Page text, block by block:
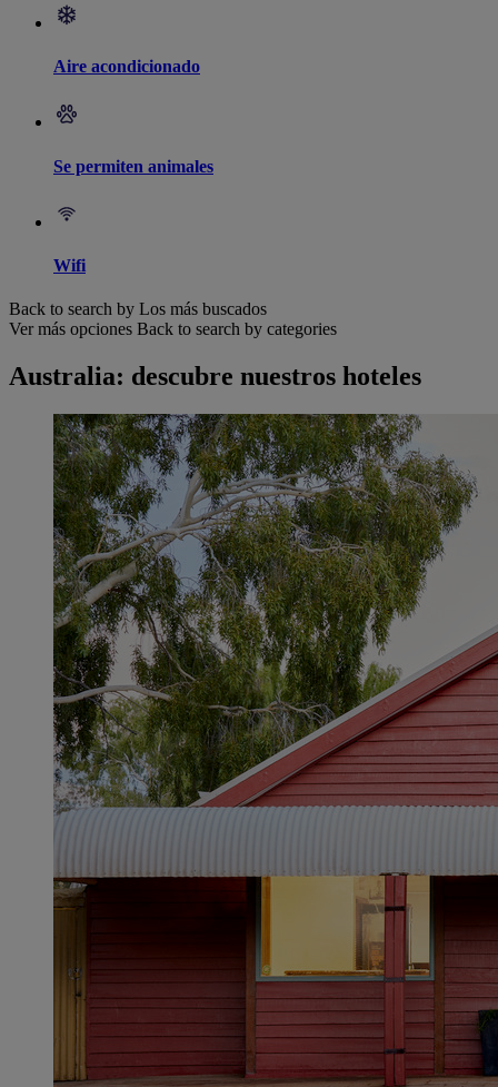
Aire acondicionado
Se permiten animales
Wifi
Back to search by Los más buscados
Ver más opciones Back to search by categories
Australia: descubre nuestros hoteles